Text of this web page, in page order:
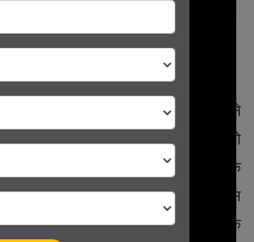
1. सही बिज़नेस चुनें(Choose
the Right Business)
Solopreneur के रूप में यदि आप अपने
बिज़नेस को शुरु करने की सोच रहे हैं तो
आपको सबसे पहले यह समझना चाहिए कि
कौन सा बिज़नेस आपके लिए सही है. किस
बिज़नेस को करने में आपकी रूचि है क्योंकि